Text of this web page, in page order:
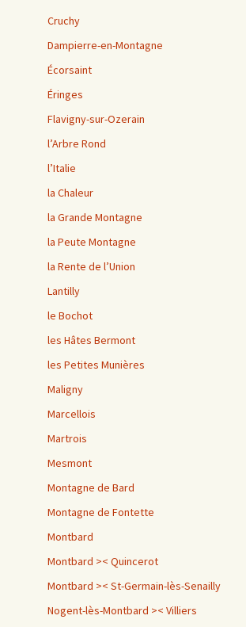
Cruchy
Dampierre-en-Montagne
Écorsaint
Éringes
Flavigny-sur-Ozerain
l’Arbre Rond
l’Italie
la Chaleur
la Grande Montagne
la Peute Montagne
la Rente de l’Union
Lantilly
le Bochot
les Hâtes Bermont
les Petites Munières
Maligny
Marcellois
Martrois
Mesmont
Montagne de Bard
Montagne de Fontette
Montbard
Montbard >< Quincerot
Montbard >< St-Germain-lès-Senailly
Nogent-lès-Montbard >< Villiers